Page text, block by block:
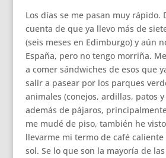
Los días se me pasan muy rápido.
cuenta de que ya llevo más de
(seis meses en Edimburgo) y aún
España, pero no tengo morriña.
a comer sándwiches de esos que
salir a pasear por los parques
animales (conejos, ardillas, patos
además de pájaros,
me mudé de piso, también he
llevarme mi termo de café
sol. Se lo que son la mayoría de